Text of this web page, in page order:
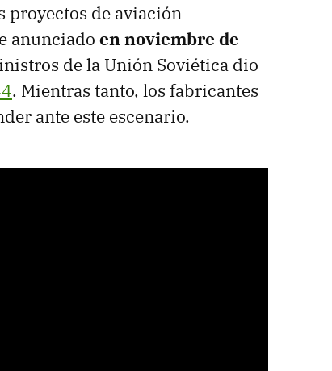
proyectos de aviación
anunciado en noviembre de
de la Unión Soviética dio
. Mientras tanto, los fabricantes
ante este escenario.